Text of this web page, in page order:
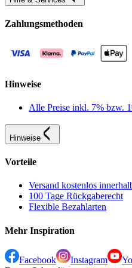
Zahlungsmethoden
Hinweise
Alle Preise inkl. 7% bzw.
Hinweise
Vorteile
Versand kostenlos
100 Tage Rückgaberecht
Flexible Bezahlarten
Mehr Inspiration
Facebook Instagram